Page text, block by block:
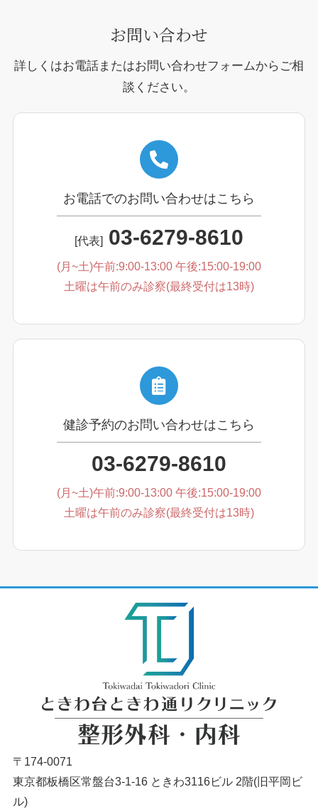
お問い合わせ
詳しくはお電話またはお問い合わせフォームからご相
談ください。
お電話でのお問い合わせはこちら
[代表] 03-6279-8610
(月~土)午前:9:00-13:00 午後:15:00-19:00
土曜は午前のみ診察(最終受付は13時)
健診予約のお問い合わせはこちら
03-6279-8610
(月~土)午前:9:00-13:00 午後:15:00-19:00
土曜は午前のみ診察(最終受付は13時)
〒174-0071
東京都板橋区常盤台3-1-16 ときわ3116ビル 2階(旧平岡ビ
ル)